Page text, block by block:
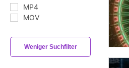
MP4
MOV
Weniger Suchfilter